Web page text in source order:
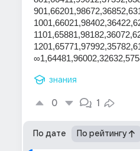
знания
0 1
По дате По рейтингу